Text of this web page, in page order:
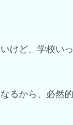
けど、学校いっ
るから、必然